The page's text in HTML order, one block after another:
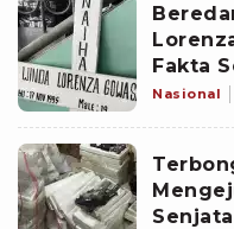
Fakta
di
Nasional